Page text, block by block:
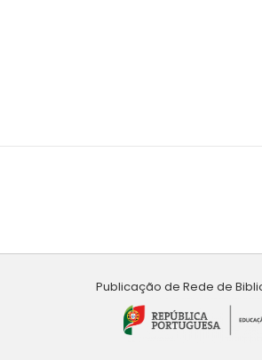
Publicação de Rede de